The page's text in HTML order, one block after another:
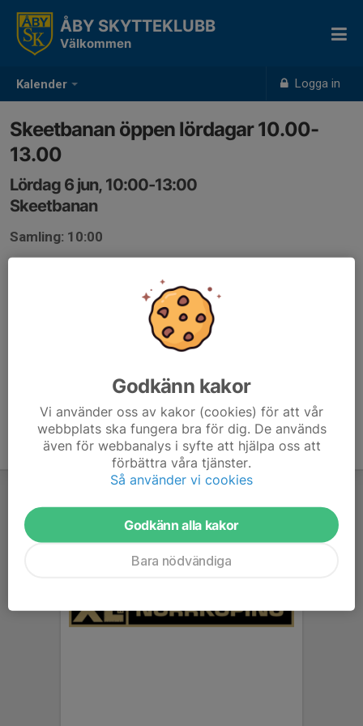
Kalender Logga in
ÅBY SKYTTEKLUBB
Välkommen
Skeetbanan öppen lördagar 10.00-
13.00
Lördag 6 jun, 10:00-13:00
Skeetbanan
Samling: 10:00
Godkänn kakor
Vi använder oss av kakor (cookies) för att vår
webbplats ska fungera bra för dig. De används
även för webbanalys i syfte att hjälpa oss att
förbättra våra tjänster.
Så använder vi cookies
Godkänn alla kakor
Bara nödvändiga